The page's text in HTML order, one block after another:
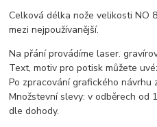
Celková délka nože velikosti NO
mezi nejpoužívanější.
Na přání provádíme laser.
Text, motiv pro potisk můžete
Po zpracování grafického návrhu
Množstevní slevy: v odběrech od
dle dohody.